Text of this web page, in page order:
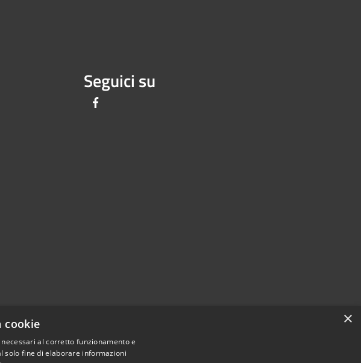
Seguici su
×
cookie
al corretto funzionamento e
solo fine di elaborare informazioni